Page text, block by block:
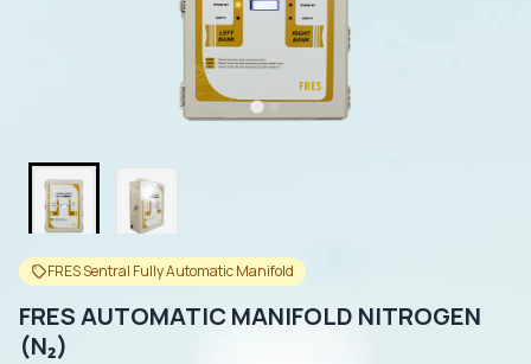
FRES Sentral Fully Automatic Manifold
FRES AUTOMATIC MANIFOLD NITROGEN
(N₂)